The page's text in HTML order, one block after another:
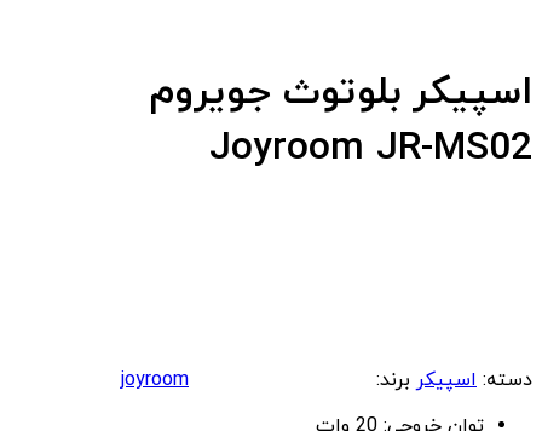
اسپیکر بلوتوث جویروم
Joyroom JR-MS02
دسته: اسپیکر برند:
joyroom